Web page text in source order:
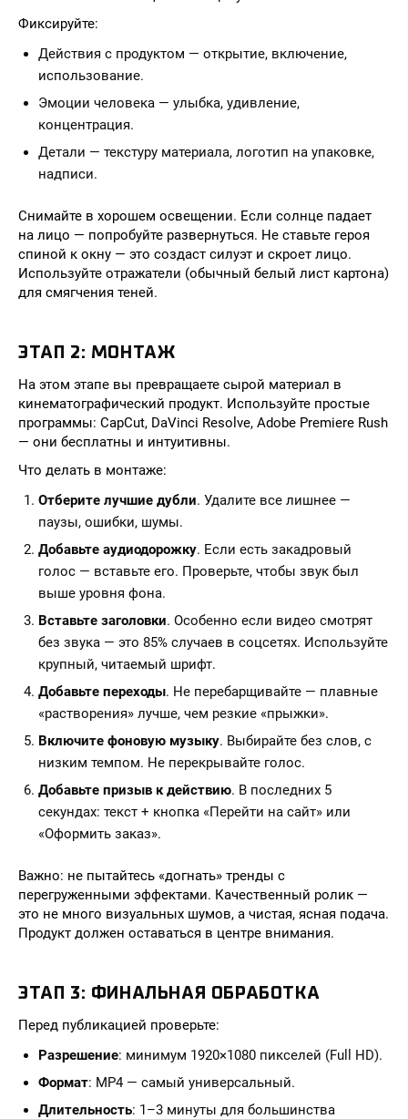
Фиксируйте:
Действия с продуктом — открытие, включение,
использование.
Эмоции человека — улыбка, удивление,
концентрация.
Детали — текстуру материала, логотип на упаковке,
надписи.
Снимайте в хорошем освещении. Если солнце падает
на лицо — попробуйте развернуться. Не ставьте героя
спиной к окну — это создаст силуэт и скроет лицо.
Используйте отражатели (обычный белый лист картона)
для смягчения теней.
ЭТАП 2: МОНТАЖ
На этом этапе вы превращаете сырой материал в
кинематографический продукт. Используйте простые
программы: CapCut, DaVinci Resolve, Adobe Premiere Rush
— они бесплатны и интуитивны.
Что делать в монтаже:
Отберите лучшие дубли. Удалите все лишнее —
паузы, ошибки, шумы.
Добавьте аудиодорожку. Если есть закадровый
голос — вставьте его. Проверьте, чтобы звук был
выше уровня фона.
Вставьте заголовки. Особенно если видео смотрят
без звука — это 85% случаев в соцсетях. Используйте
крупный, читаемый шрифт.
Добавьте переходы. Не перебарщивайте — плавные
«растворения» лучше, чем резкие «прыжки».
Включите фоновую музыку. Выбирайте без слов, с
низким темпом. Не перекрывайте голос.
Добавьте призыв к действию. В последних 5
секундах: текст + кнопка «Перейти на сайт» или
«Оформить заказ».
Важно: не пытайтесь «догнать» тренды с
перегруженными эффектами. Качественный ролик —
это не много визуальных шумов, а чистая, ясная подача.
Продукт должен оставаться в центре внимания.
ЭТАП 3: ФИНАЛЬНАЯ ОБРАБОТКА
Перед публикацией проверьте:
Разрешение: минимум 1920×1080 пикселей (Full HD).
Формат: MP4 — самый универсальный.
Длительность: 1–3 минуты для большинства